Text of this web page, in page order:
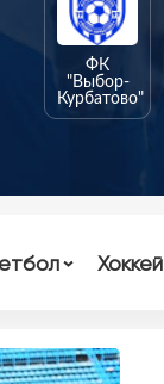
ФК
"Выбор-
Курбатово"
Хоккей